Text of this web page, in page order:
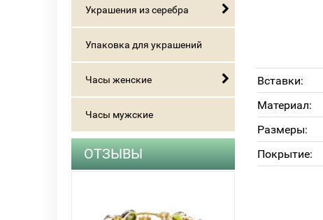
Украшения из серебра
Упаковка для украшений
Часы женские
Часы мужские
ОТЗЫВЫ
Вставки:
Материал:
Размеры:
Покрытие: